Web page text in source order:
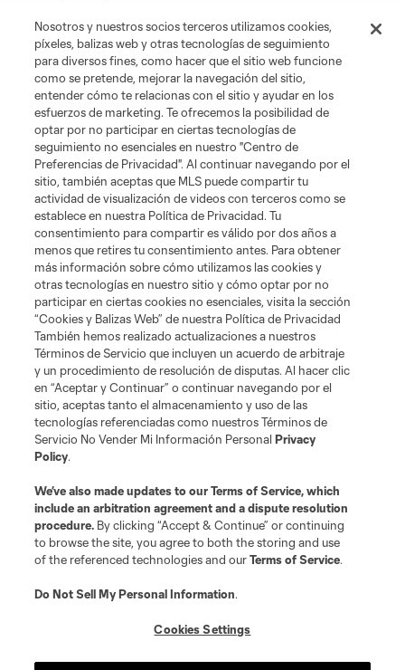
Evander se convierte en el jugador más imperdible de MLS
y Leagues Cup
Acerca de MLS
Social
Tienda
Club Sites
Términos de servicio Política de privacidad
No vender mi información
Cookies Settings
©2026 MLS. El nombre y escudo de la Major League Soccer y MLS son
marcas registradas de League Soccer, L.L.C. (“MLS”). Los nombres y logos
de los equipos de la MLS están registrados y son marcas bajo ley común
desautorizado está prohibido.
Nosotros y nuestros socios terceros utilizamos cookies,
píxeles, balizas web y otras tecnologías de seguimiento
para diversos fines, como hacer que el sitio web funcione
como se pretende, mejorar la navegación del sitio,
entender cómo te relacionas con el sitio y ayudar en los
esfuerzos de marketing. Te ofrecemos la posibilidad de
optar por no participar en ciertas tecnologías de
seguimiento no esenciales en nuestro "Centro de
Preferencias de Privacidad". Al continuar navegando por el
sitio, también aceptas que MLS puede compartir tu
actividad de visualización de videos con terceros como se
establece en nuestra Política de Privacidad. Tu
consentimiento para compartir es válido por dos años a
menos que retires tu consentimiento antes. Para obtener
más información sobre cómo utilizamos las cookies y
otras tecnologías en nuestro sitio y cómo optar por no
participar en ciertas cookies no esenciales, visita la sección
“Cookies y Balizas Web” de nuestra Política de Privacidad
También hemos realizado actualizaciones a nuestros
Términos de Servicio que incluyen un acuerdo de arbitraje
y un procedimiento de resolución de disputas. Al hacer clic
en “Aceptar y Continuar” o continuar navegando por el
sitio, aceptas tanto el almacenamiento y uso de las
tecnologías referenciadas como nuestros Términos de
Servicio No Vender Mi Información PersonalPrivacy
Policy.
We’ve also made updates to ourTerms of Service, which
include an arbitration agreement and a dispute resolution
procedure. By clicking “Accept & Continue” or continuing
to browse the site, you agree to both the storing and use
of the referenced technologies and ourTerms of Service.
Do Not Sell My Personal Information.
Cookies Settings